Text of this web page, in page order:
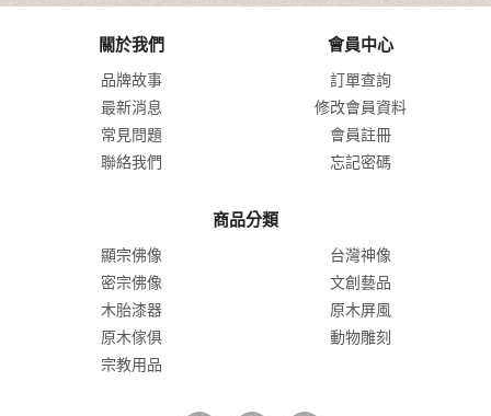
關於我們
品牌故事
最新消息
常見問題
聯絡我們
會員中心
訂單查詢
修改會員資料
會員註冊
忘記密碼
商品分類
顯宗佛像
台灣神像
密宗佛像
文創藝品
木胎漆器
原木屏風
原木傢俱
動物雕刻
宗教用品